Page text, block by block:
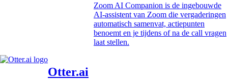
Zoom AI Companion is de ingebouwde
AI-assistent van Zoom die vergaderingen
automatisch samenvat, actiepunten
benoemt en je tijdens of na de call vragen
laat stellen.
Otter.ai